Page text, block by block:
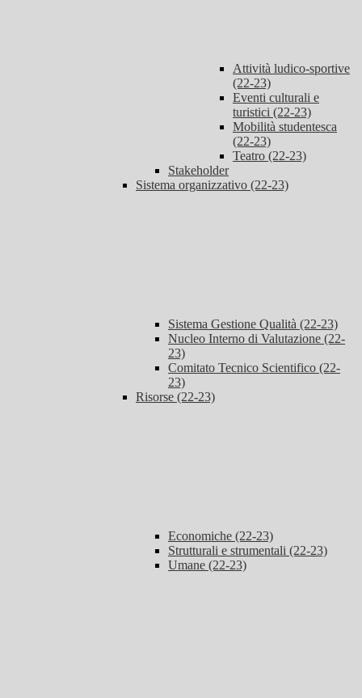
Attività ludico-sportive
(22-23)
Eventi culturali e
turistici (22-23)
Mobilità studentesca
(22-23)
Teatro (22-23)
Stakeholder
Sistema organizzativo (22-23)
Sistema Gestione Qualità (22-23)
Nucleo Interno di Valutazione (22-
23)
Comitato Tecnico Scientifico (22-
23)
Risorse (22-23)
Economiche (22-23)
Strutturali e strumentali (22-23)
Umane (22-23)